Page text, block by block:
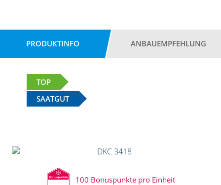
PRODUKTINFO ANBAUEMPFEHLUNG
TOP
SAATGUT
100 Bonuspunkte pro Einheit